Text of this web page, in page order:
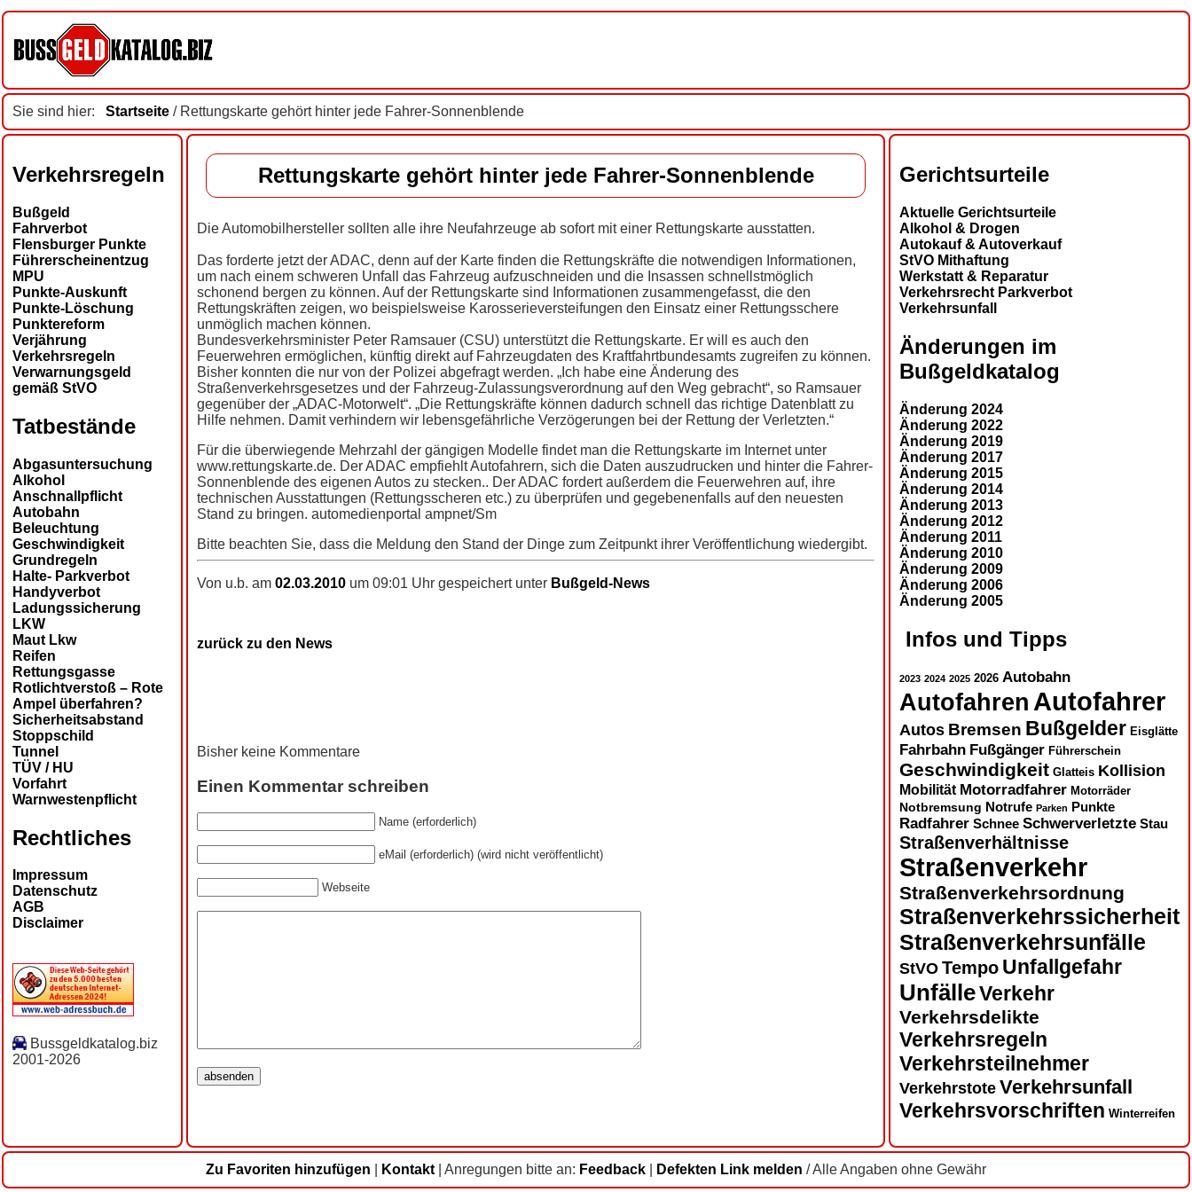
Sie sind hier: Startseite / Rettungskarte gehört hinter jede Fahrer-Sonnenblende
Verkehrsregeln
Bußgeld
Fahrverbot
Flensburger Punkte
Führerscheinentzug
MPU
Punkte-Auskunft
Punkte-Löschung
Punktereform
Verjährung
Verkehrsregeln
Verwarnungsgeld
gemäß StVO
Tatbestände
Abgasuntersuchung
Alkohol
Anschnallpflicht
Autobahn
Beleuchtung
Geschwindigkeit
Grundregeln
Halte- Parkverbot
Handyverbot
Ladungssicherung
LKW
Maut Lkw
Reifen
Rettungsgasse
Rotlichtverstoß – Rote
Ampel überfahren?
Sicherheitsabstand
Stoppschild
Tunnel
TÜV / HU
Vorfahrt
Warnwestenpflicht
Rechtliches
Impressum
Datenschutz
AGB
Disclaimer
Bussgeldkatalog.biz
2001-2026
Rettungskarte gehört hinter jede Fahrer-Sonnenblende
Die Automobilhersteller sollten alle ihre Neufahrzeuge ab sofort mit einer Rettungskarte ausstatten.
Das forderte jetzt der ADAC, denn auf der Karte finden die Rettungskräfte die notwendigen Informationen,
um nach einem schweren Unfall das Fahrzeug aufzuschneiden und die Insassen schnellstmöglich
schonend bergen zu können. Auf der Rettungskarte sind Informationen zusammengefasst, die den
Rettungskräften zeigen, wo beispielsweise Karosserieversteifungen den Einsatz einer Rettungsschere
unmöglich machen können.
Bundesverkehrsminister Peter Ramsauer (CSU) unterstützt die Rettungskarte. Er will es auch den
Feuerwehren ermöglichen, künftig direkt auf Fahrzeugdaten des Kraftfahrtbundesamts zugreifen zu können.
Bisher konnten die nur von der Polizei abgefragt werden. „Ich habe eine Änderung des
Straßenverkehrsgesetzes und der Fahrzeug-Zulassungsverordnung auf den Weg gebracht“, so Ramsauer
gegenüber der „ADAC-Motorwelt“. „Die Rettungskräfte können dadurch schnell das richtige Datenblatt zu
Hilfe nehmen. Damit verhindern wir lebensgefährliche Verzögerungen bei der Rettung der Verletzten.“
Für die überwiegende Mehrzahl der gängigen Modelle findet man die Rettungskarte im Internet unter
www.rettungskarte.de. Der ADAC empfiehlt Autofahrern, sich die Daten auszudrucken und hinter die Fahrer-
Sonnenblende des eigenen Autos zu stecken.. Der ADAC fordert außerdem die Feuerwehren auf, ihre
technischen Ausstattungen (Rettungsscheren etc.) zu überprüfen und gegebenenfalls auf den neuesten
Stand zu bringen. automedienportal ampnet/Sm
Bitte beachten Sie, dass die Meldung den Stand der Dinge zum Zeitpunkt ihrer Veröffentlichung wiedergibt.
Von u.b. am 02.03.2010 um 09:01 Uhr gespeichert unter Bußgeld-News
zurück zu den News
Bisher keine Kommentare
Einen Kommentar schreiben
Name (erforderlich)
eMail (erforderlich) (wird nicht veröffentlicht)
Webseite
Gerichtsurteile
Aktuelle Gerichtsurteile
Alkohol & Drogen
Autokauf & Autoverkauf
StVO Mithaftung
Werkstatt & Reparatur
Verkehrsrecht Parkverbot
Verkehrsunfall
Änderungen im
Bußgeldkatalog
Änderung 2024
Änderung 2022
Änderung 2019
Änderung 2017
Änderung 2015
Änderung 2014
Änderung 2013
Änderung 2012
Änderung 2011
Änderung 2010
Änderung 2009
Änderung 2006
Änderung 2005
Infos und Tipps
2023 2024 2025 2026 Autobahn
Autofahren Autofahrer
Autos Bremsen Bußgelder Eisglätte
Fahrbahn Fußgänger Führerschein
Geschwindigkeit Glatteis Kollision
Mobilität Motorradfahrer Motorräder
Notbremsung Notrufe Parken Punkte
Radfahrer Schnee Schwerverletzte Stau
Straßenverhältnisse
Straßenverkehr
Straßenverkehrsordnung
Straßenverkehrssicherheit
Straßenverkehrsunfälle
StVOTempo Unfallgefahr
UnfälleVerkehr
Verkehrsdelikte
Verkehrsregeln
Verkehrsteilnehmer
Verkehrstote Verkehrsunfall
Verkehrsvorschriften Winterreifen
Zu Favoriten hinzufügen Kontakt| Anregungen bitte an: Feedback Defekten Link melden / Alle Angaben ohne Gewähr